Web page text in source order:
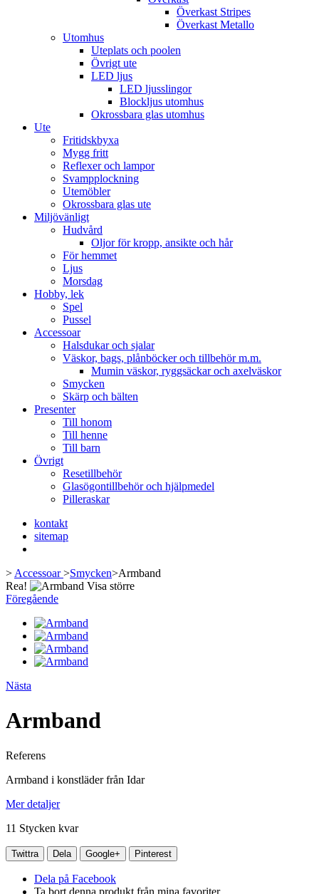
Överkast Stripes
Överkast Metallo
Utomhus
Uteplats och poolen
Övrigt ute
LED ljus
LED ljusslingor
Blockljus utomhus
Okrossbara glas utomhus
Ute
Fritidskbyxa
Mygg fritt
Reflexer och lampor
Svampplockning
Utemöbler
Okrossbara glas ute
Miljövänligt
Hudvård
Oljor för kropp, ansikte och hår
För hemmet
Ljus
Morsdag
Hobby, lek
Spel
Pussel
Accessoar
Halsdukar och sjalar
Väskor, bags, plånböcker och tillbehör m.m.
Mumin väskor, ryggsäckar och axelväskor
Smycken
Skärp och bälten
Presenter
Till honom
Till henne
Till barn
Övrigt
Resetillbehör
Glasögontillbehör och hjälpmedel
Pilleraskar
kontakt
sitemap
> Accessoar>Smycken>Armband
Rea!
Visa större
Föregående
Nästa
Armband
Referens
Armband i konstläder från Idar
Mer detaljer
11 Stycken kvar
Twittra Dela Google+ Pinterest
Dela på Facebook
Ta bort denna produkt från mina favoriter